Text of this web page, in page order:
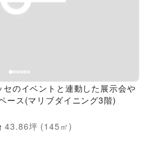
セのイベントと連動した展示会や
ース(マリブダイニング3階)
43.86坪 (145 ㎡)